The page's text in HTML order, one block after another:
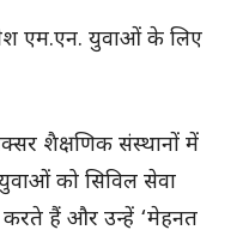
एम.एन. युवाओं के लिए
शैक्षणिक संस्थानों में
को सिविल सेवा
करते हैं और उन्हें ‘मेहनत